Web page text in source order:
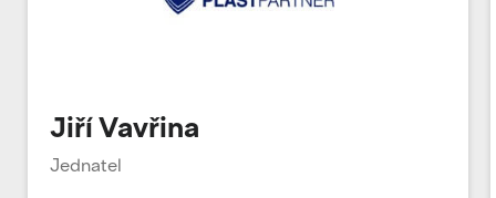
Jiří Vavřina
Jednatel